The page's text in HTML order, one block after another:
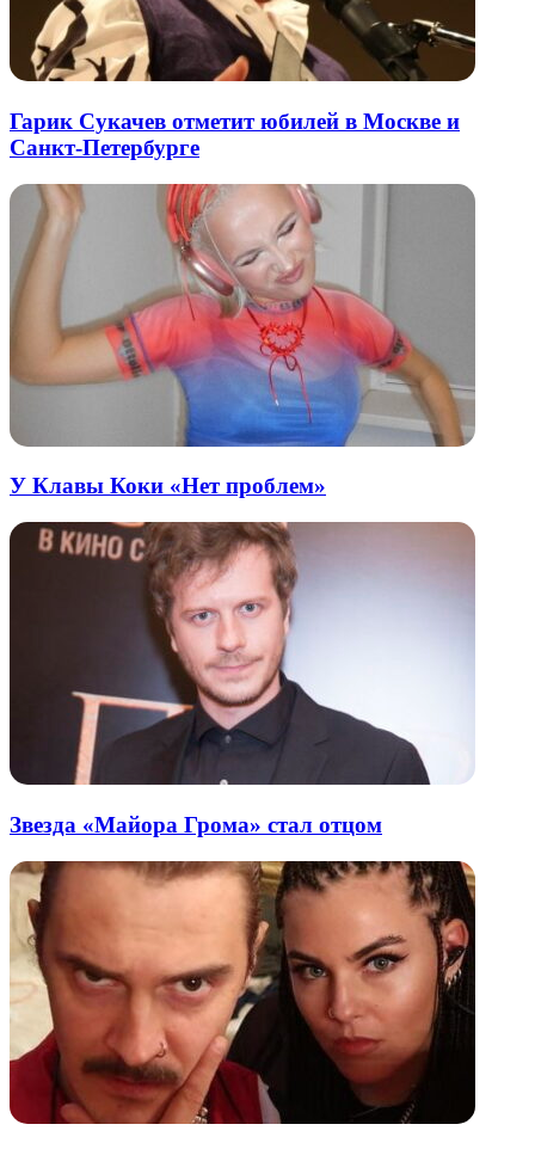
Гарик Сукачев отметит юбилей в Москве и
Санкт-Петербурге
У Клавы Коки «Нет проблем»
Звезда «Майора Грома» стал отцом